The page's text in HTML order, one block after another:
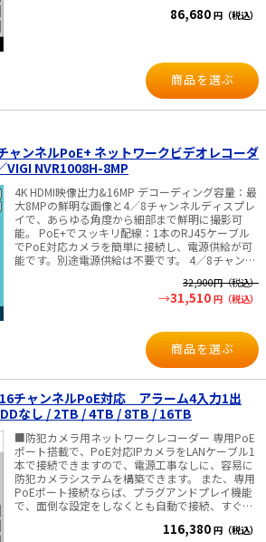
タ、電源コード、 LANケーブル（1ｍ）、マウ
かんたんガイド（遠隔監視の設定編）をご覧くだ
さい 詳細取り扱い説明書 → ダウンロード
■Windows用 遠隔閲監視用ソフト■ 遠隔監視ソ
フト → ダウンロード
ラとの組み合わせで、最大8台までのカメラを同
能。HDMI出力は、最大8K（7680x4320）@30Hz
まで対応 ＊）HDMI・VGA独立出力のメニュー表
示・操作は、マウスのホイールボタンをダブルク
リックで切り替えすることが可能です。 ■動体検
を排除し、重要なイベントのみを的確に捉えるこ
とで、監視の効率と精度を最大限に高めます。 ■
ード能力：2ch@32MP (30 fps) / 2ch@24MP (30
fps) / 4ch@12MP (20 fps) / 8ch@8MP (25 fps) ネ
ットワーク遠隔監視 USBバックアップ 映像圧縮：
H.265+/H.265/H.264+/H.264 UTC機能対応 電源
AC100～240V（ACコード付属）・消費電力 15W
以下（ HDD・PoEの消費電力除く） 寸法：
W385×D315×H52 (mm)・重量 3Kg 以下
ター・ディスプレイへの接続を推奨しておりま
け付けず、画面に表示されない場合があるため。
■付属品■ 本体、HDD (本体内蔵)、 ＊）M1548に
はハードディスクは付属しておりません。別途
SATA形式の録画機専用HDDをご用意して頂く必要
があります。 AC電源アダプタ、電源コード、 LAN
ケーブル (2ｍ)、マウス、かんたんガイド
86,680 円（税込）
商品を選ぶ
ャンネルPoE+ ネットワークビデオレコーダ
VIGI NVR1008H-8MP
4K HDMI映像出力&16MP デコーディング容量：最
大8MPの鮮明な画像と4／8チャンネルディスプレ
イで、あらゆる角度から細部まで鮮明に撮影可
能。 PoE+でスッキリ配線：1本のRJ45ケーブル
でPoE対応カメラを簡単に接続し、電源供給が可
能です。別途電源供給は不要です。 4／8チャンネ
再生可能で、再生速度の変更やスケジュールから
イベントを見つけて簡単に映像を確認することが
量の節約・ネットワーク負荷の軽減・監視コスト
の低減を実現します。 ONVIF準拠：ONVIF規格に
も対応し、VIGIカメラとの組み合わせで最適な監
視システムを構築します。 プラグ&プレイ：新し
いVIGI IPカメラを新しいNVRに自動的に追加し、
即座に有効化できるため、これまで以上に迅速な
インストールが可能になります。 24時間連続録
画：接続カメラの映像を最大10TBまで自動保存し
データを保護することで、すばやく便利なアクセ
スを提供します。 リモート監視：リモート監視用
に開発された専用のVIGIセキュリティマネージャ
ーとVIGIアプリが、さらに利便性を高めます。 双
方向オーディオ：どこからでも映像を確認しなが
32,900円（税込）
31,510 円（税込）
商品を選ぶ
ャンネルPoE対応 アラーム4入力1出
し / 2TB / 4TB / 8TB / 16TB
■防犯カメラ用ネットワークレコーダー 専用PoE
ポート搭載で、PoE対応IPカメラをLANケーブル1
本で接続できますので、電源工事なしに、容易に
防犯カメラシステムを構築できます。 また、専用
PoEポート接続ならば、プラグアンドプレイ機能
で、面倒な設定をしなくとも自動で接続、すぐに
ラとの組み合わせで、最大16台までのカメラを同
116,380 円（税込）